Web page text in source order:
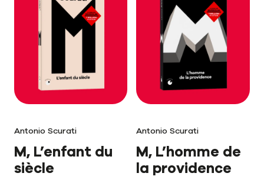
Antonio Scurati
M, L’enfant du
siècle
Antonio Scurati
M, L’homme de
la providence